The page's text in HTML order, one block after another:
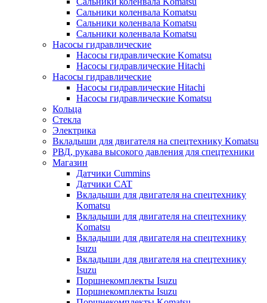
Сальники коленвала Komatsu
Сальники коленвала Komatsu
Сальники коленвала Komatsu
Насосы гидравлические
Насосы гидравлические Komatsu
Насосы гидравлические Hitachi
Насосы гидравлические
Насосы гидравлические Hitachi
Насосы гидравлические Komatsu
Кольца
Стекла
Электрика
Вкладыши для двигателя на спецтехнику Komatsu
РВД, рукава высокого давления для спецтехники
Магазин
Датчики Cummins
Датчики CAT
Вкладыши для двигателя на спецтехнику
Komatsu
Вкладыши для двигателя на спецтехнику
Komatsu
Вкладыши для двигателя на спецтехнику
Isuzu
Вкладыши для двигателя на спецтехнику
Isuzu
Поршнекомплекты Isuzu
Поршнекомплекты Isuzu